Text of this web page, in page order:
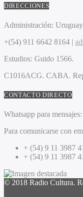
DIRECCIONES
Administración:
+(54) 911 6642 8164 |
Estudios: Guido 1566.
C1016ACG. CABA.
CONTACTO DIRECTO
Whatsapp para mensajes:
Para comunicarse con
+ (54) 9 11 3987
+ (54) 9 11 3987
© 2018 Radio Cultura.